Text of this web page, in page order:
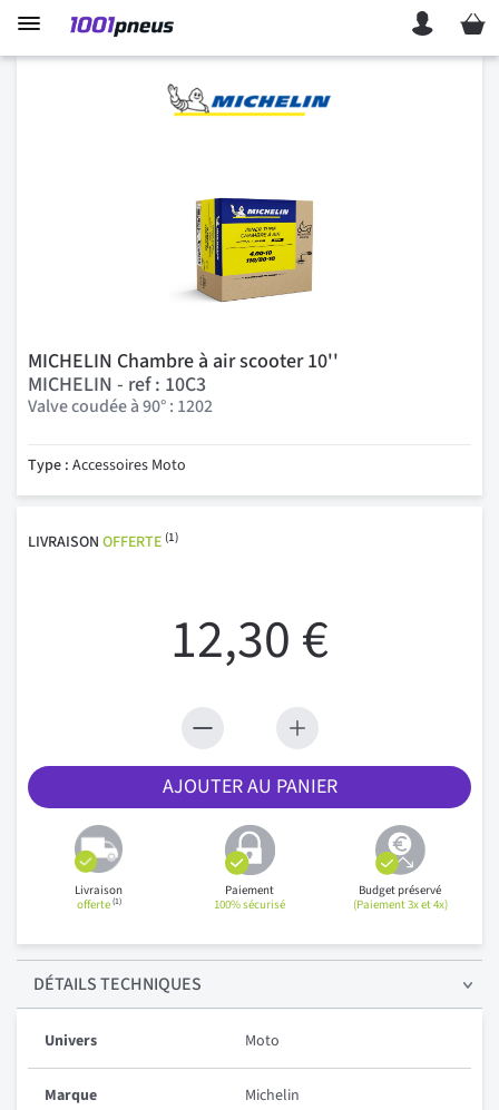
Mon
MICHELIN Chambre à air scooter 10''
MICHELIN - ref : 10C3
Valve coudée à 90° : 1202
Type : Accessoires Moto
LIVRAISON OFFERTE (1)
12,30 €
AJOUTER AU PANIER
Livraison
offerte(1)
Paiement
100% sécurisé
Budget préservé
(Paiement 3x et 4x)
DÉTAILSTECHNIQUES
Univers Moto
Marque Michelin